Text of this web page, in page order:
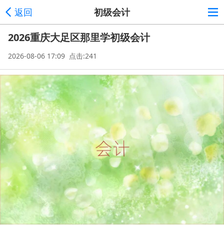
返回 初级会计
2026重庆大足区那里学初级会计
2026-08-06 17:09 点击:241